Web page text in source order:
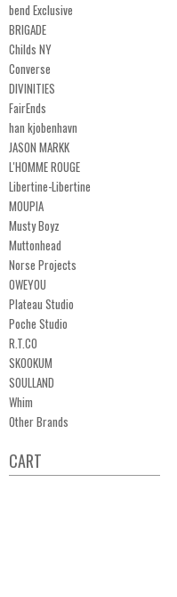
bend Exclusive
BRIGADE
Childs NY
Converse
DIVINITIES
FairEnds
han kjobenhavn
JASON MARKK
L'HOMME ROUGE
Libertine-Libertine
MOUPIA
Musty Boyz
Muttonhead
Norse Projects
OWEYOU
Plateau Studio
Poche Studio
R.T.CO
SKOOKUM
SOULLAND
Whim
Other Brands
CART